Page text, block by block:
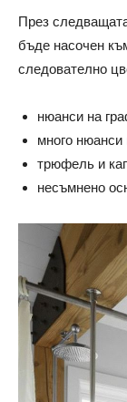
През
бъде насочен
следователно
нюанси на
много нюанси
трюфель и
несъмнено